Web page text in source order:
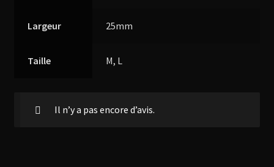
Largeur 25mm
Taille M, L
Il n’y a pas encore d’avis.